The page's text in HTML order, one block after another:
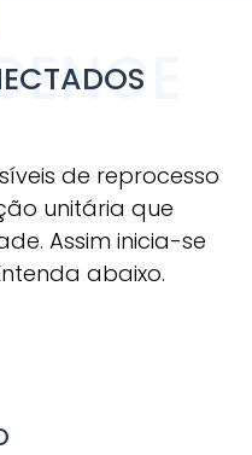
de reprocesso
unitária que
Assim inicia-se
abaixo.